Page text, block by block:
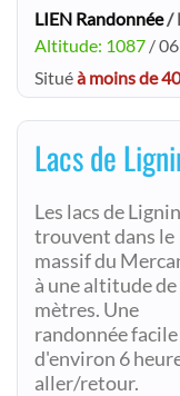
LIEN Randonnée/
Altitude: 1087 /
Situéà moins de
Lacs de
Les lacs de
trouvent dans le
massif du
à une altitude
mètres. Une
randonnée facile
d'environ 6
aller/retour.